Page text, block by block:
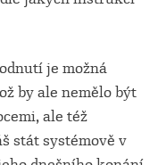
je možná
by ale nemělo být
ale též
stát systémově v